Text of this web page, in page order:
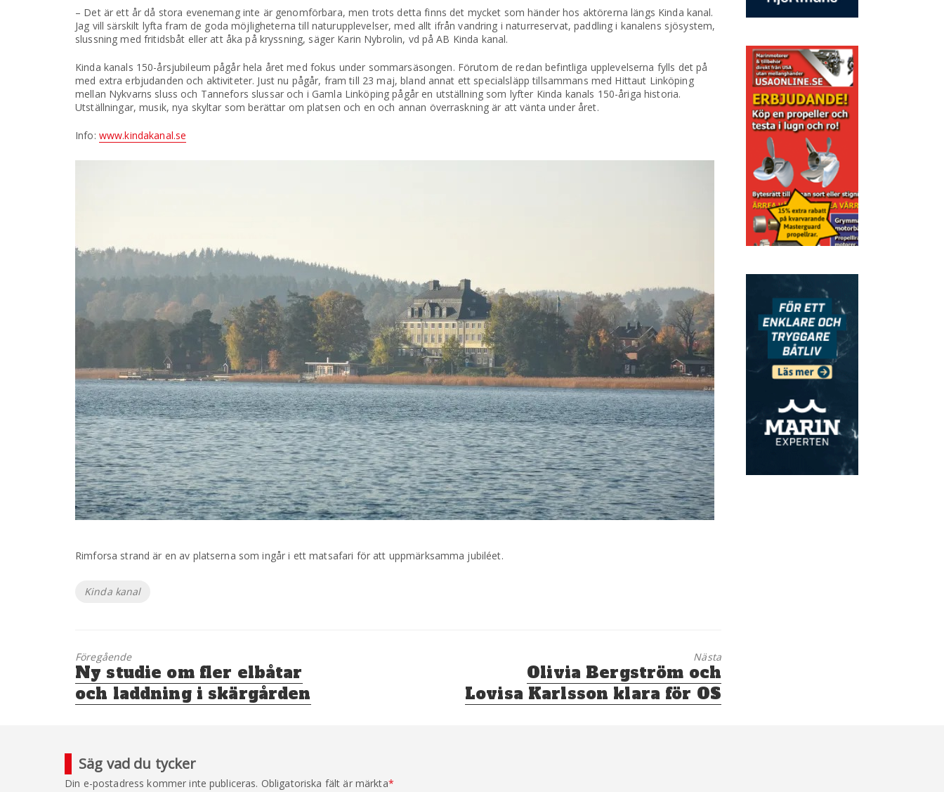
– Det är ett år då stora evenemang inte är genomförbara, men trots detta finns det mycket som händer hos aktörerna längs Kinda kanal.
Jag vill särskilt lyfta fram de goda möjligheterna till naturupplevelser, med allt ifrån vandring i naturreservat, paddling i kanalens sjösystem,
slussning med fritidsbåt eller att åka på kryssning, säger Karin Nybrolin, vd på AB Kinda kanal.
Kinda kanals 150-årsjubileum pågår hela året med fokus under sommarsäsongen. Förutom de redan befintliga upplevelserna fylls det på
med extra erbjudanden och aktiviteter. Just nu pågår, fram till 23 maj, bland annat ett specialsläpp tillsammans med Hittaut Linköping
mellan Nykvarns sluss och Tannefors slussar och i Gamla Linköping pågår en utställning som lyfter Kinda kanals 150-åriga historia.
Utställningar, musik, nya skyltar som berättar om platsen och en och annan överraskning är att vänta under året.
Info: www.kindakanal.se
Rimforsa strand är en av platserna som ingår i ett matsafari för att uppmärksamma jubiléet.
Etiketter
Kinda kanal
Föregående
Föregående
inlägg:
Ny studie om fler elbåtar
och laddning i skärgården
Nästa
Nästa
inlägg:
Olivia Bergström och
Lovisa Karlsson klara för OS
Säg vad du tycker
Din e-postadress kommer inte publiceras. Obligatoriska fält är märkta*